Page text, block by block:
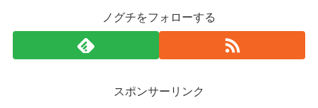
ノグチをフォローする
スポンサーリンク